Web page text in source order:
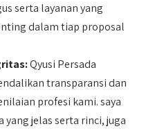
serta layanan yang
dalam tiap proposal
Qyusi Persada
transparansi dan
profesi kami. saya
yang jelas serta rinci, juga